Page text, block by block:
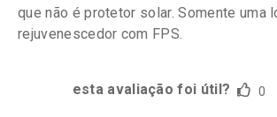
que não é protetor solar. Somente uma
rejuvenescedor com FPS.
esta avaliação foi útil? 0